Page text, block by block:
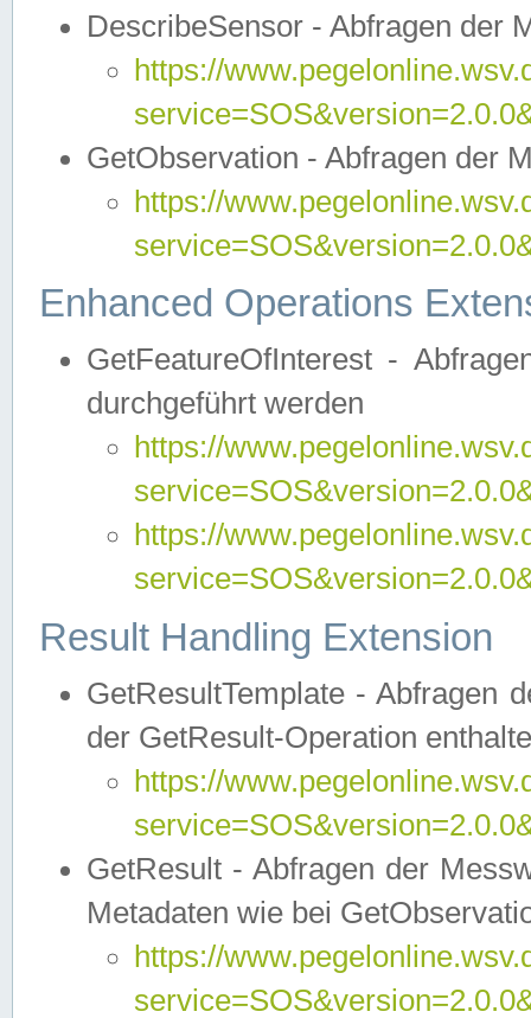
DescribeSensor - Abfragen der
https://
GetObservation - Abfragen der
https://
Enhanced Operations
GetFeatureOfInterest -
durchgeführt werden
https://
https://
Result Handling Extension
GetResultTemplate - Abfragen
der GetResult-Operation
https://
GetResult - Abfragen der
Metadaten wie bei
https://